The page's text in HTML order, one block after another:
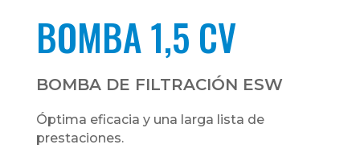
BOMBA 1,5 CV
BOMBA DE FILTRACIÓN ESW
Óptima eficacia y una larga lista de
prestaciones.